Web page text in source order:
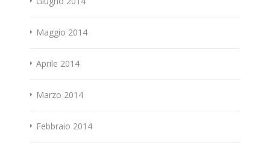
Maggio 2014
Aprile 2014
Marzo 2014
Febbraio 2014